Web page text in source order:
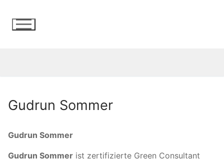
Inhalt
springen
Gudrun Sommer
Gudrun Sommer
Gudrun Sommer ist zertifizierte Green Consultant